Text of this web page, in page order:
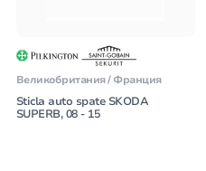
Великобритания / Франция
Sticla auto spate SKODA
SUPERB, 08 - 15